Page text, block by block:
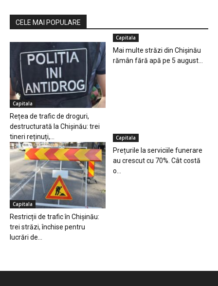
CELE MAI POPULARE
Capitala
Rețea de trafic de droguri,
destructurată la Chișinău: trei
tineri reținuți,...
Capitala
Mai multe străzi din Chișinău
rămân fără apă pe 5 august...
Capitala
Restricții de trafic în Chișinău:
trei străzi, închise pentru
lucrări de...
Capitala
Prețurile la serviciile funerare
au crescut cu 70%. Cât costă
o...